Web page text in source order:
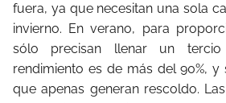
fuera, ya que necesitan una sola
invierno. En verano, para
sólo precisan llenar un
rendimiento es de más del 90%,
que apenas generan rescoldo.